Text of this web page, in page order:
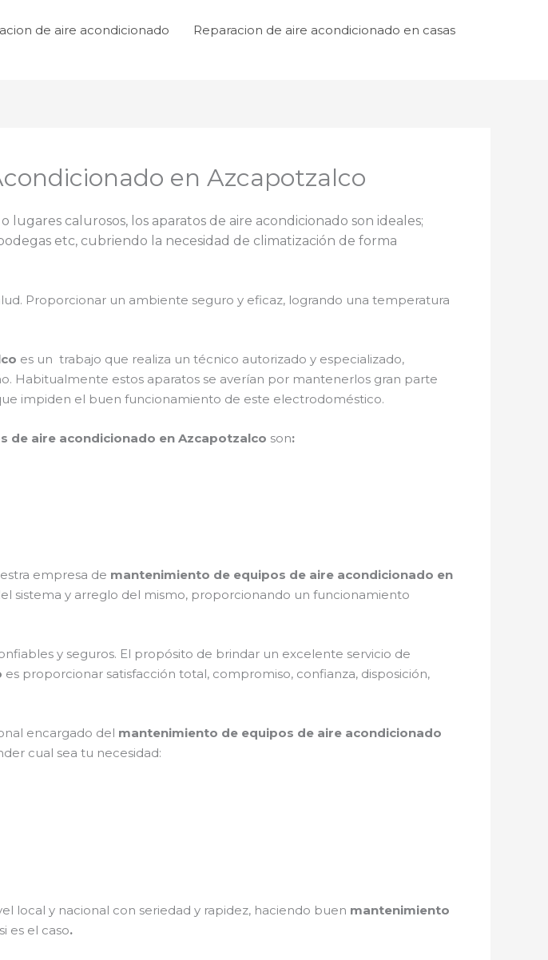
de aire acondicionado
Reparacion de aire acondicionado en casas
en Azcapotzalco
lugares calurosos, los aparatos de aire acondicionado son ideales;
etc, cubriendo la necesidad de climatización de forma
Proporcionar un ambiente seguro y eficaz, logrando una temperatura
es un trabajo que realiza un técnico autorizado y especializado,
Habitualmente estos aparatos se averían por mantenerlos gran parte
impiden el buen funcionamiento de este electrodoméstico.
de aire acondicionado en Azcapotzalco son:
empresa de mantenimiento de equipos de aire acondicionado en
sistema y arreglo del mismo, proporcionando un funcionamiento
y seguros. El propósito de brindar un excelente servicio de
es proporcionar satisfacción total, compromiso, confianza, disposición,
encargado del mantenimiento de equipos de aire acondicionado
cual sea tu necesidad:
local y nacional con seriedad y rapidez, haciendo buen mantenimiento
es el caso.